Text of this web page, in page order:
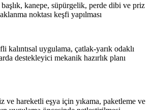
kanepe, süpürgelik, perde dibi ve priz
noktası keşfi yapılması
kalıntısal uygulama, çatlak-yarık odaklı
destekleyici mekanik hazırlık planı
ve hareketli eşya için yıkama, paketleme ve